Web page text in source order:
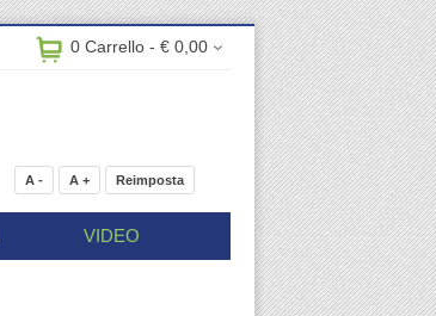
0 Carrello - € 0,00
A - A + Reimposta
VIDEO